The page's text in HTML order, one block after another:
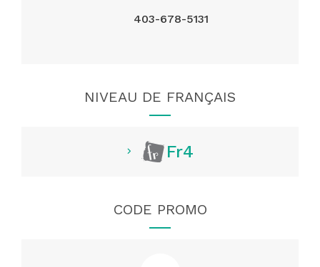
403-678-5131
NIVEAU DE FRANÇAIS
Fr4
CODE PROMO